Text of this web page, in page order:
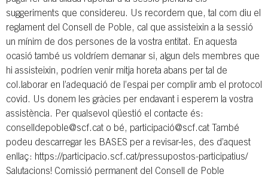
suggeriments que considereu. Us recordem que, tal com diu el
reglament del Consell de Poble, cal que assisteixin a la sessió
un mínim de dos persones de la vostra entitat. En aquesta
ocasió també us voldríem demanar si, algun dels membres que
hi assisteixin, podríen venir mitja horeta abans per tal de
col.laborar en l’adequació de l’espai per complir amb el protocol
covid. Us donem les gràcies per endavant i esperem la vostra
assistència. Per qualsevol qüestió el contacte és:
conselldepoble@scf.cat o bé, participació@scf.cat També
podeu descarregar les BASES per a revisar-les, des d’aquest
enllaç: https://participacio.scf.cat/pressupostos-participatius/
Salutacions! Comissió permanent del Consell de Poble